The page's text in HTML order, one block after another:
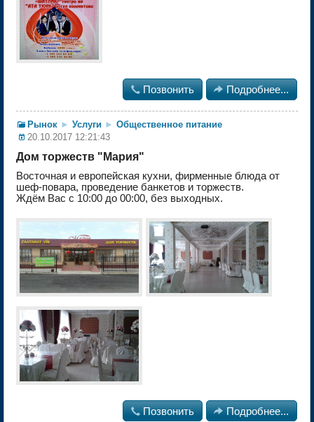
 Позвонить  Подробнее...
Рынок ► Услуги ► Общественное питание
20.10.2017 12:21:43
Дом торжеств "Мария"
Восточная и европейская кухни, фирменные блюда от
шеф-повара, проведение банкетов и торжеств.
Ждём Вас с 10:00 до 00:00, без выходных.
 Позвонить  Подробнее...